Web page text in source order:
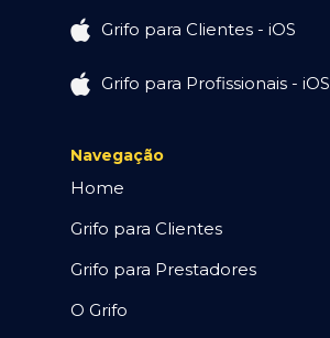
Grifo para Clientes - iOS
Grifo para Profissionais - iOS
Navegação
Home
Grifo para Clientes
Grifo para Prestadores
O Grifo